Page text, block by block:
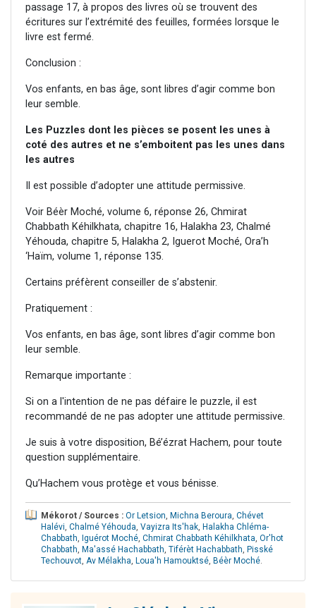
passage 17, à propos des livres où se trouvent des
écritures sur l’extrémité des feuilles, formées lorsque le
livre est fermé.
Conclusion :
Vos enfants, en bas âge, sont libres d’agir comme bon
leur semble.
Les Puzzles dont les pièces se posent les unes à
coté des autres et ne s’emboitent pas les unes dans
les autres
Il est possible d’adopter une attitude permissive.
Voir Béèr Moché, volume 6, réponse 26, Chmirat
Chabbath Kéhilkhata, chapitre 16, Halakha 23, Chalmé
Yéhouda, chapitre 5, Halakha 2, Iguerot Moché, Ora’h
‘Haïm, volume 1, réponse 135.
Certains préfèrent conseiller de s’abstenir.
Pratiquement :
Vos enfants, en bas âge, sont libres d’agir comme bon
leur semble.
Remarque importante :
Si on a l'intention de ne pas défaire le puzzle, il est
recommandé de ne pas adopter une attitude permissive.
Je suis à votre disposition, Bé’ézrat Hachem, pour toute
question supplémentaire.
Qu’Hachem vous protège et vous bénisse.
Mékorot / Sources : Or Letsion, Michna Beroura, Chévet
Halévi, Chalmé Yéhouda, Vayizra Its'hak, Halakha Chléma-
Chabbath, Iguérot Moché, Chmirat Chabbath Kéhilkhata, Or'hot
Chabbath, Ma'assé Hachabbath, Tiférèt Hachabbath, Pisské
Techouvot, Av Mélakha, Loua'h Hamouktsé, Béèr Moché.